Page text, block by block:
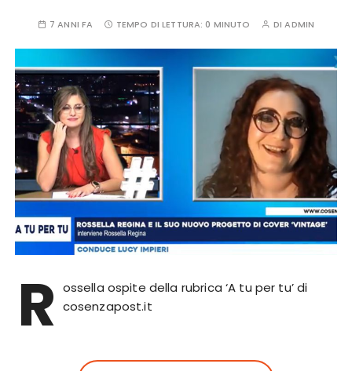
7 ANNI FA TEMPO DI LETTURA: 0 MINUTO DIADMIN
R ossella ospite della rubrica ‘A tu per tu’ di
cosenzapost.it